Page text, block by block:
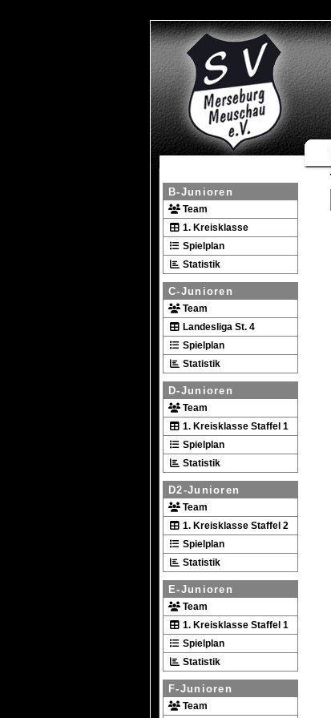
B-Junioren
Team
1. Kreisklasse
Spielplan
Statistik
C-Junioren
Team
Landesliga St. 4
Spielplan
Statistik
D-Junioren
Team
1. Kreisklasse Staffel 1
Spielplan
Statistik
D2-Junioren
Team
1. Kreisklasse Staffel 2
Spielplan
Statistik
E-Junioren
Team
1. Kreisklasse Staffel 1
Spielplan
Statistik
F-Junioren
Team